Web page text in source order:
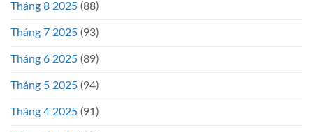
Tháng 8 2025 (88)
Tháng 7 2025 (93)
Tháng 6 2025 (89)
Tháng 5 2025 (94)
Tháng 4 2025 (91)